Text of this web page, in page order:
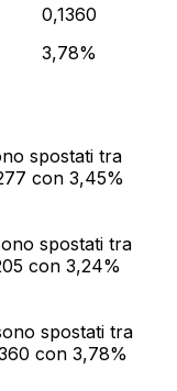
0,1360
3,78%
spostati tra
con 3,45%
spostati tra
con 3,24%
spostati tra
con 3,78%